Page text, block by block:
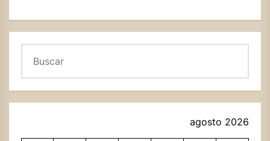
agosto 2026